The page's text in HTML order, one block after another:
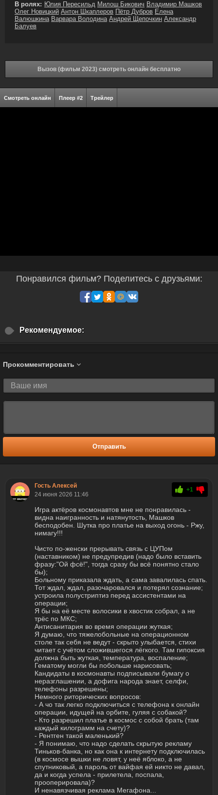
В ролях: Юлия Пересильд Милош Бикович Владимир Машков
Олег Новицкий Антон Шкаплеров Пётр Дубров Елена
Валюшкина Варвара Володина Андрей Щепочкин Александр
Балуев
Вызов (фильм 2023) смотреть онлайн бесплатно
Смотреть онлайн Плеер #2 Трейлер
Понравился фильм? Поделитесь с друзьями:
Рекомендуемое:
Прокомментировать
Отправить
Гость Алексей
24 июня 2026 11:46
+1
Игра актёров космонавтов мне не понравилась -
видна наигранность и натянутость, Машков
бесподобен. Шутка про платье на выход огонь - Ржу,
нимагу!!!
Чисто по-женски прерывать связь с ЦУПом
(наставником) не предупредив (надо было вставить
фразу:"Ой фсё!", тогда сразу бы всё понятно стало
бы);
Больному приказала ждать, а сама завалилась спать.
Тот ждал, ждал, разочаровался и потерял сознание;
устроила полустриптиз перед ассистентами на
операции;
Я бы на её месте волосики в хвостик собрал, а не
трёс по МКС;
Антисанитария во время операции жуткая;
Я думаю, что тяжелобольные на операционном
столе так себя не ведут - скрыто улыбается, стихи
читает с учётом сложившегося лёгкого. Там гипоксия
должна быть жуткая, температура, воспаление;
Гематому могли бы побольше нарисовать;
Кандидаты в космонавты подписывали бумагу о
неразглашении, а дофига народа знает, селфи,
телефоны разрешены;
Немного риторических вопросов:
- А чо так легко подключиться с телефона к онлайн
операции, идущей на орбите, гуляя с собакой?
- Кто разрешил платье в космос с собой брать (там
каждый килограмм на счету)?
- Рентген такой маленький?
- Я понимаю, что надо сделать скрытую рекламу
Тиньков-банка, но как она к интернету подключилась
(в космосе вышки не ловят, у неё яблоко, а не
спутниковый, а пароль от вайфая ей никто не давал,
да и когда успела - прилетела, поспала,
прооперировала)?
И ненавязчивая реклама Мегафона...